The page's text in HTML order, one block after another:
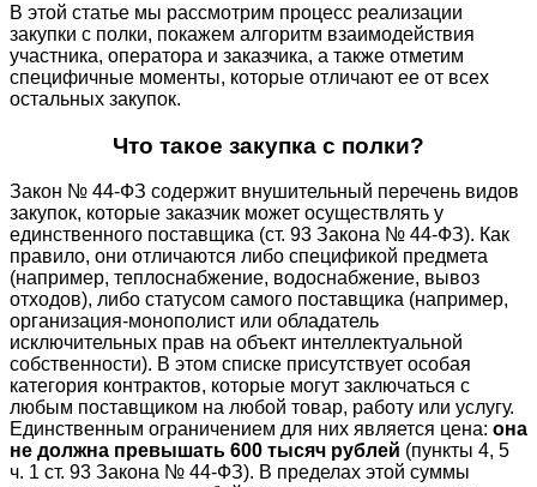
В этой статье мы рассмотрим процесс реализации
закупки с полки, покажем алгоритм взаимодействия
участника, оператора и заказчика, а также отметим
специфичные моменты, которые отличают ее от всех
остальных закупок.
Что такое закупка с полки?
Закон № 44-ФЗ содержит внушительный перечень видов
закупок, которые заказчик может осуществлять у
единственного поставщика (ст. 93 Закона № 44-ФЗ). Как
правило, они отличаются либо спецификой предмета
(например, теплоснабжение, водоснабжение, вывоз
отходов), либо статусом самого поставщика (например,
организация-монополист или обладатель
исключительных прав на объект интеллектуальной
собственности). В этом списке присутствует особая
категория контрактов, которые могут заключаться с
любым поставщиком на любой товар, работу или услугу.
Единственным ограничением для них является цена: она
не должна превышать 600 тысяч рублей (пункты 4, 5
ч. 1 ст. 93 Закона № 44-ФЗ). В пределах этой суммы